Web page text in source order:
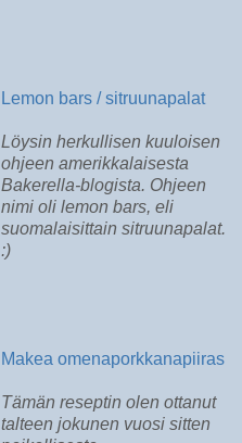
Lemon bars / sitruunapalat
Löysin herkullisen kuuloisen
ohjeen amerikkalaisesta
Bakerella-blogista. Ohjeen
nimi oli lemon bars, eli
suomalaisittain sitruunapalat.
:)
Makea omenaporkkanapiiras
Tämän reseptin olen ottanut
talteen jokunen vuosi sitten